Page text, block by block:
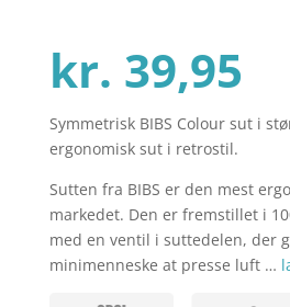
baseret
på
kundebedø
kr. 39,95
Symmetrisk BIBS Colour sut i
ergonomisk sut i retrostil.
Sutten fra BIBS er den mest
markedet. Den er fremstillet i
med en ventil i suttedelen, der
minimenneske at presse luft …